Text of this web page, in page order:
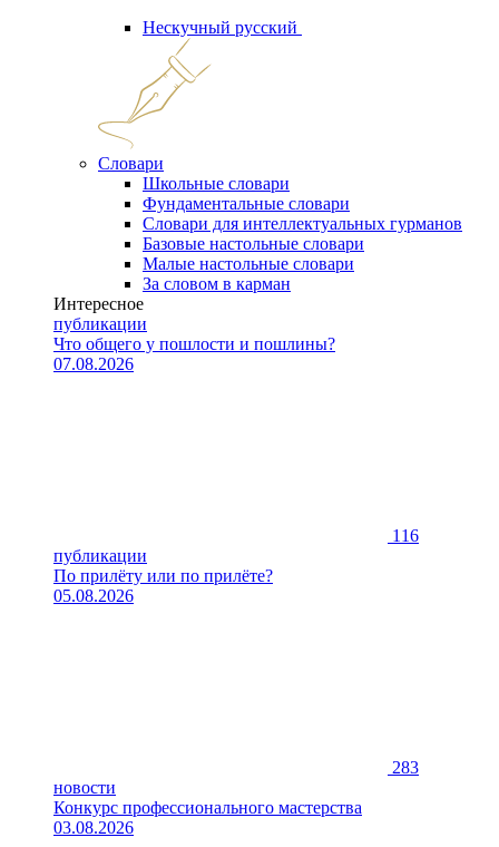
Нескучный русский
Словари
Школьные словари
Фундаментальные словари
Словари для интеллектуальных гурманов
Базовые настольные словари
Малые настольные словари
За словом в карман
Интересное
публикации
Что общего у пошлости и пошлины?
07.08.2026
116
публикации
По прилёту или по прилёте?
05.08.2026
283
новости
Конкурс профессионального мастерства
03.08.2026